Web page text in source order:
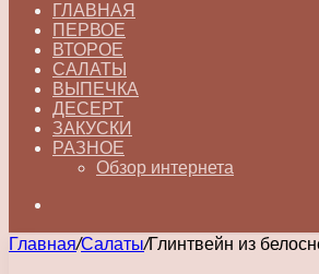
ГЛАВНАЯ
ПЕРВОЕ
ВТОРОЕ
САЛАТЫ
ВЫПЕЧКА
ДЕСЕРТ
ЗАКУСКИ
РАЗНОЕ
Обзор интернета
Главная/Салаты/Глинтвейн из